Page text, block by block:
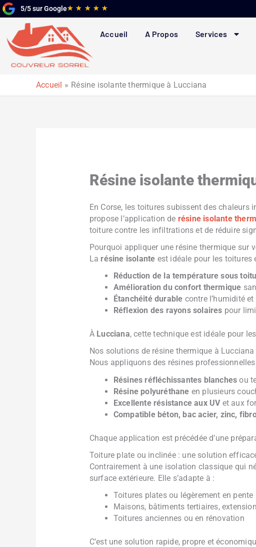
Aller
au
contenu
5/5 sur Google★ ★ ★ ★ ★
5
Accueil A Propos Services
Accueil Résine isolante thermique à Lucciana
Résine isolante
En Corse, les toitures subissent des
propose l’application de résine isolante
toiture contre les infiltrations et de réduire
Pourquoi appliquer une résine thermique sur
La résine isolante est idéale pour les toitures
Réduction de la température sous
Amélioration du confort thermique
Étanchéité durable contre l’humidité
Réflexion des rayons solaires pour
À Lucciana, cette technique est idéale pour
Nos solutions de résine thermique à Lucciana
Nous appliquons des résines
Résines réfléchissantes blanches ou
Résine polyuréthane en plusieurs
Excellente résistance aux UVet aux
Compatible béton, bac acier, zinc,
Chaque application est précédée d’une
Toiture plate ou inclinée : une solution
Contrairement à une isolation classique qui
surface extérieure. Elle s’adapte à :
Toitures plates ou légèrement en pente
Maisons, bâtiments tertiaires,
Toitures anciennes ou en rénovation
C’est une solution rapide, propre et